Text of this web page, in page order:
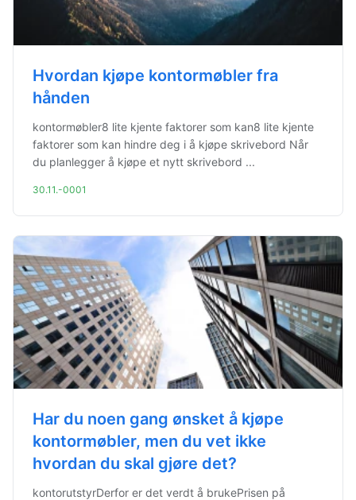
Hvordan kjøpe kontormøbler fra
hånden
kontormøbler8 lite kjente faktorer som kan8 lite kjente
faktorer som kan hindre deg i å kjøpe skrivebord Når
du planlegger å kjøpe et nytt skrivebord ...
30.11.-0001
Har du noen gang ønsket å kjøpe
kontormøbler, men du vet ikke
hvordan du skal gjøre det?
kontorutstyrDerfor er det verdt å brukePrisen på